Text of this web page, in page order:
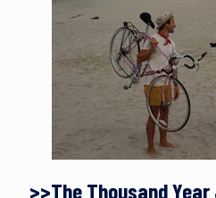
>>The Thousand